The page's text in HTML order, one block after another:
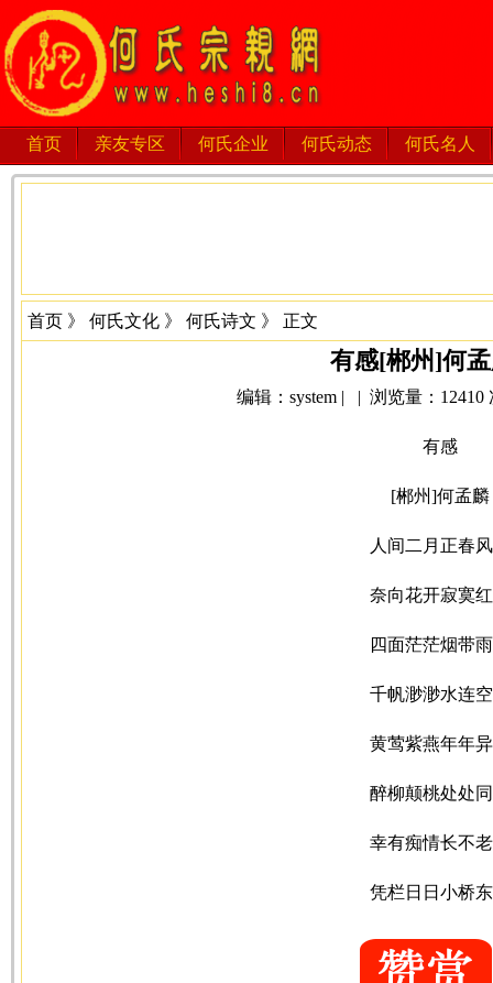
首页 亲友专区 何氏企业 何氏动态 何氏名人
首页 》 何氏文化 》 何氏诗文 》 正文
有感[郴州]何
编辑：system | | 浏览量：12410
有感
[郴州]何孟麟
人间二月正春
奈向花开寂寞
四面茫茫烟带
千帆渺渺水连
黄莺紫燕年年
醉柳颠桃处处
幸有痴情长不
凭栏日日小桥